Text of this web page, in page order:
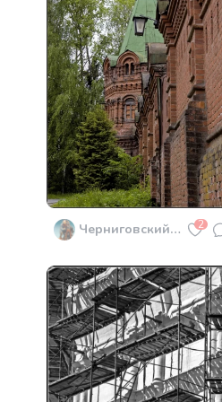
Черниговский скит 2